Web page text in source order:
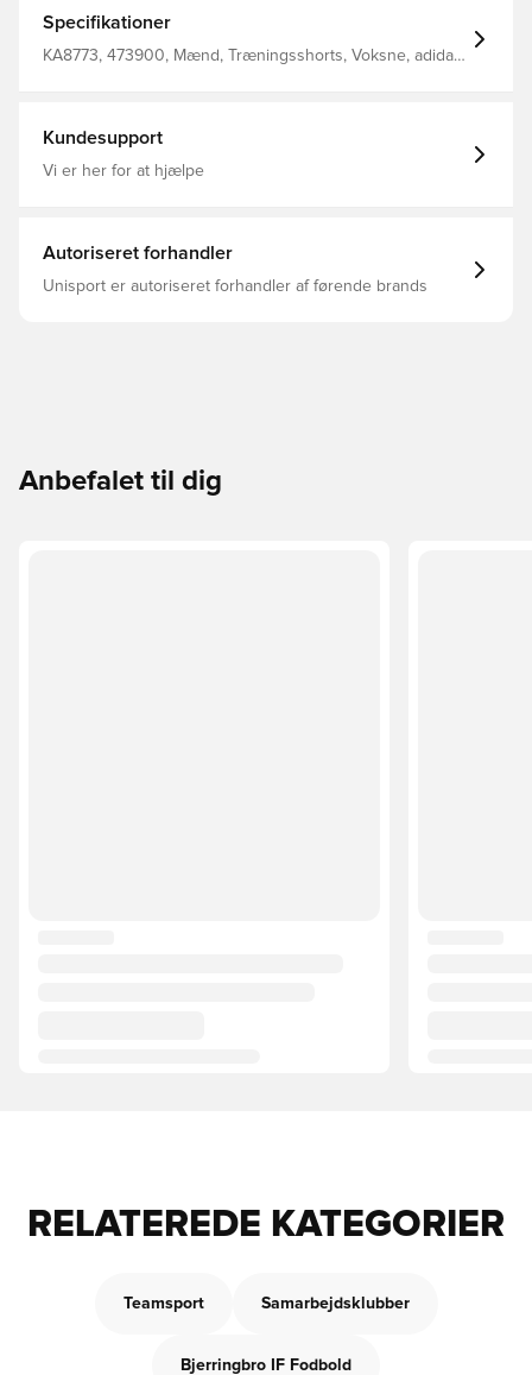
Specifikationer
KA8773, 473900, Mænd, Træningsshorts, Voksne, adidas
Kundesupport
Vi er her for at hjælpe
Autoriseret forhandler
Unisport er autoriseret forhandler af førende brands
Anbefalet til dig
RELATEREDE KATEGORIER
Teamsport Samarbejdsklubber
Bjerringbro IF Fodbold